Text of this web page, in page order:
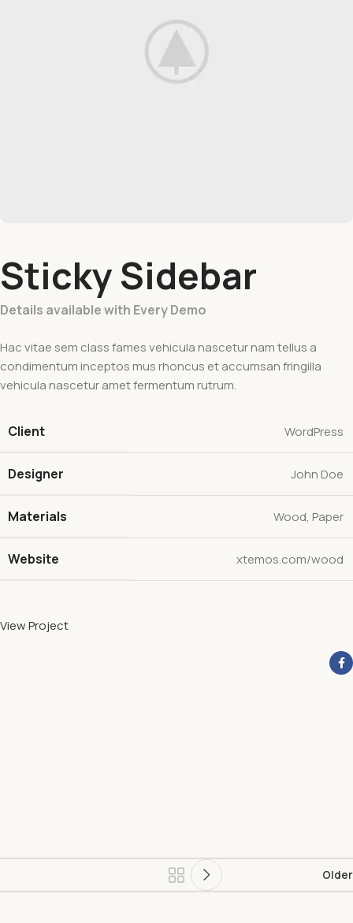
Sticky Sidebar
Details available with Every Demo
Hac vitae sem class fames vehicula nascetur nam tellus a
condimentum inceptos mus rhoncus et accumsan fringilla
vehicula nascetur amet fermentum rutrum.
Client WordPress
Designer John Doe
Materials Wood, Paper
Website xtemos.com/wood
View Project
Older